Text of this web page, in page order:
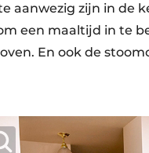
aanwezig zijn in de
een maaltijd in te
En ook de